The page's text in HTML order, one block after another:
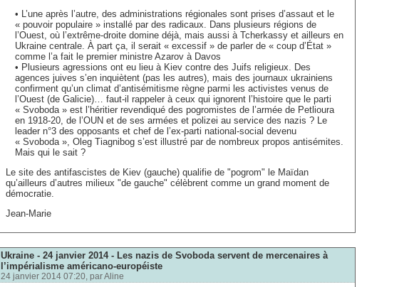
• L’une après l’autre, des administrations régionales sont prises d’assaut et le
« pouvoir populaire » installé par des radicaux. Dans plusieurs régions de
l’Ouest, où l’extrême-droite domine déjà, mais aussi à Tcherkassy et ailleurs en
Ukraine centrale. À part ça, il serait « excessif » de parler de « coup d’État »
comme l’a fait le premier ministre Azarov à Davos
• Plusieurs agressions ont eu lieu à Kiev contre des Juifs religieux. Des
agences juives s’en inquiètent (pas les autres), mais des journaux ukrainiens
confirment qu’un climat d’antisémitisme règne parmi les activistes venus de
l’Ouest (de Galicie)… faut-il rappeler à ceux qui ignorent l’histoire que le parti
« Svoboda » est l’héritier revendiqué des pogromistes de l’armée de Petlioura
en 1918-20, de l’OUN et de ses armées et polizei au service des nazis ? Le
leader n°3 des opposants et chef de l’ex-parti national-social devenu
« Svoboda », Oleg Tiagnibog s’est illustré par de nombreux propos antisémites.
Mais qui le sait ?
Le site des antifascistes de Kiev (gauche) qualifie de "pogrom" le Maïdan
qu’ailleurs d’autres milieux "de gauche" célèbrent comme un grand moment de
démocratie.
Jean-Marie
Ukraine - 24 janvier 2014 - Les nazis de Svoboda servent de mercenaires à
l’impérialisme américano-européiste
24 janvier 2014 07:20, par Aline